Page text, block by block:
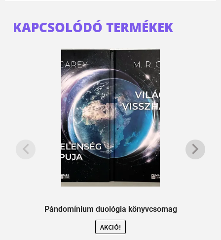
KAPCSOLÓDÓ TERMÉKEK
Pándomínium duológia könyvcsomag
AKCIÓ!